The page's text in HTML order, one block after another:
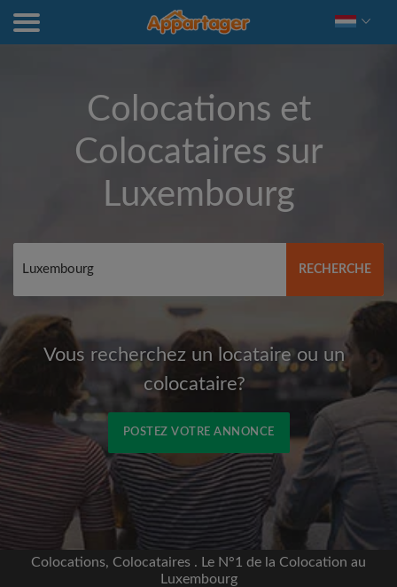
Colocations et
Colocataires sur
Luxembourg
RECHERCHE
Vous recherchez un locataire ou un
colocataire?
POSTEZ VOTRE ANNONCE
Inscrivez-vous avec Facebook
Nous ne publierons jamais sur votre page sans
Colocations, Colocataires . Le N°1 de la Colocation au
Luxembourg